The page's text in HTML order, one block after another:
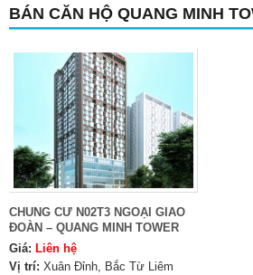
BÁN CĂN HỘ QUANG MINH
CHUNG CƯ N02T3 NGOẠI GIAO
ĐOÀN – QUANG MINH TOWER
Giá: Liên hệ
Vị trí: Xuân Đỉnh, Bắc Từ Liêm